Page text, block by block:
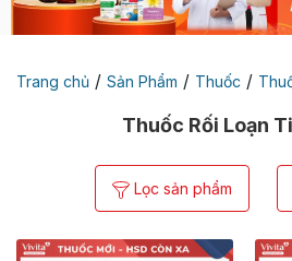
Trang chủ / Sản Phẩm / Thuốc /
Thuốc Rối Loạn
Lọc sản phẩm